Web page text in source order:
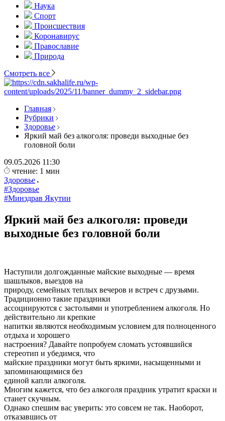
Наука
Спорт
Происшествия
Коронавирус
Православие
Природа
Смотреть все
Главная
Рубрики
Здоровье
Яркий май без алкоголя: проведи выходные без
головной боли
09.05.2026 11:30
чтение: 1 мин
Здоровье
#Здоровье
#Минздрав Якутии
Яркий май без алкоголя: проведи
выходные без головной боли
Наступили долгожданные майские выходные — время
шашлыков, выездов на
природу, семейных теплых вечеров и встреч с друзьями.
Традиционно такие праздники
ассоциируются с застольями и употреблением алкоголя. Но
действительно ли крепкие
напитки являются необходимым условием для полноценного
отдыха и хорошего
настроения? Давайте попробуем сломать устоявшийся
стереотип и убедимся, что
майские праздники могут быть яркими, насыщенными и
запоминающимися без
единой капли алкоголя.
Многим кажется, что без алкоголя праздник утратит краски и
станет скучным.
Однако спешим вас уверить: это совсем не так. Наоборот,
отказавшись от